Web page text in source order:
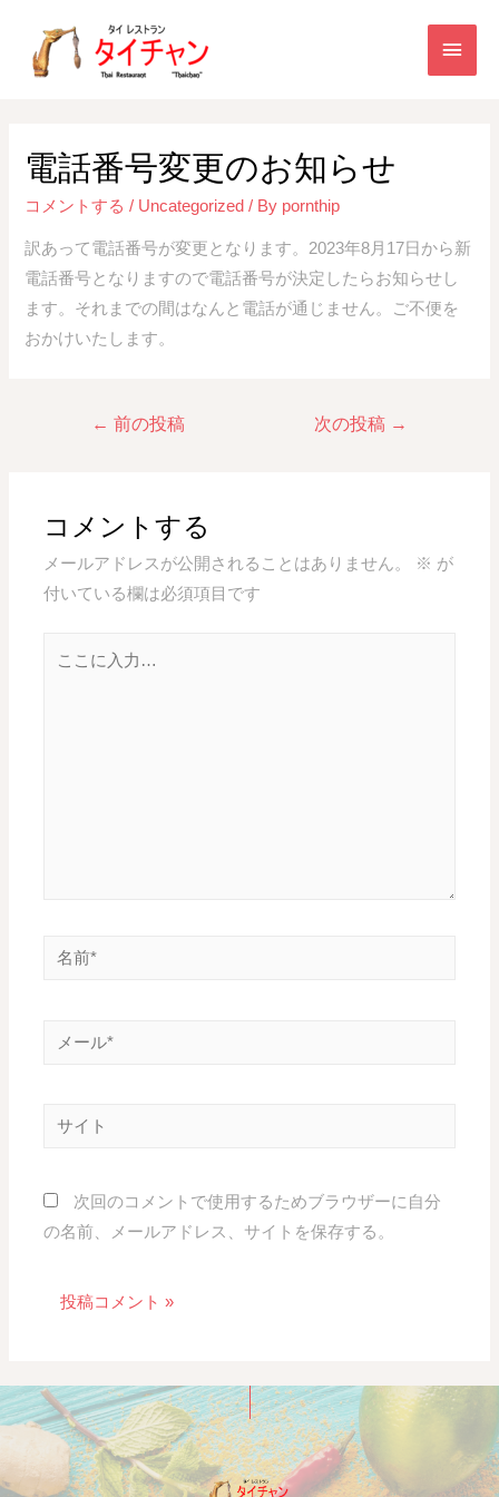
電話番号変更のお知らせ
コメントする / Uncategorized / By pornthip
訳あって電話番号が変更となります。2023年8月17日から新
電話番号となりますので電話番号が決定したらお知らせし
ます。それまでの間はなんと電話が通じません。ご不便を
おかけいたします。
← 前の投稿 次の投稿 →
コメントする
メールアドレスが公開されることはありません。 ※ が
付いている欄は必須項目です
次回のコメントで使用するためブラウザーに自分
の名前、メールアドレス、サイトを保存する。